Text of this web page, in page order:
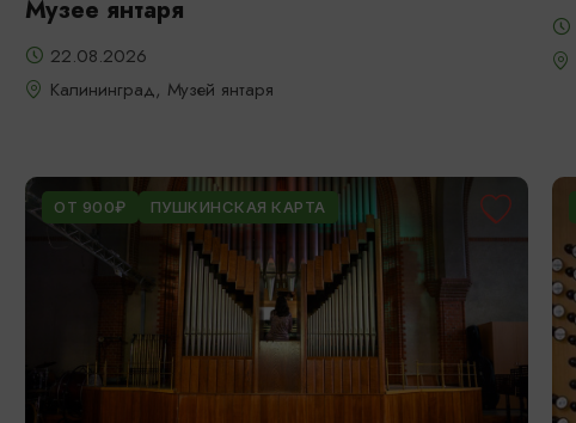
Музее янтаря
22.08.2026
Калининград, Музей янтаря
ОТ 900₽ ПУШКИНСКАЯ КАРТА